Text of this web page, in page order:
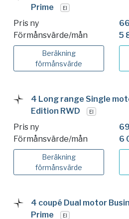
Prime
El
Pris ny
Förmånsvärde/mån
5
Beräkning
förmånsvärde
4 Long range Single
Edition RWD
El
Pris ny
Förmånsvärde/mån
6
Beräkning
förmånsvärde
4 coupé Dual motor
Prime
El